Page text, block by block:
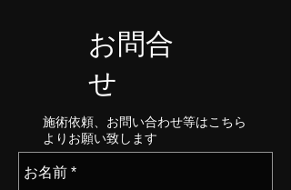
お問合
せ
​施術依頼、お問い合わせ等はこちら
よりお願い致します